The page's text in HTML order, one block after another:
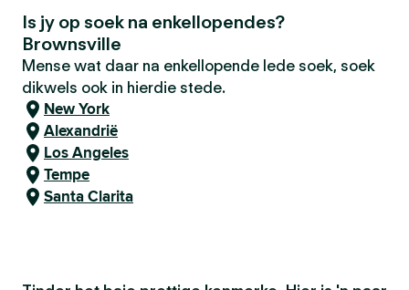
Is jy op soek na enkellopendes?
Brownsville
Mense wat daar na enkellopende lede soek, soek
dikwels ook in hierdie stede.
New York
Alexandrië
Los Angeles
Tempe
Santa Clarita